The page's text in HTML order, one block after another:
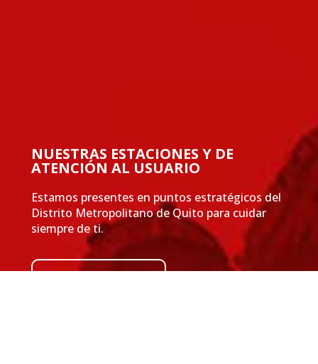
NUESTRAS ESTACIONES Y DE
ATENCIÓN AL USUARIO
Estamos presentes en puntos estratégicos del
Distrito Metropolitano de Quito para cuidar
siempre de ti.